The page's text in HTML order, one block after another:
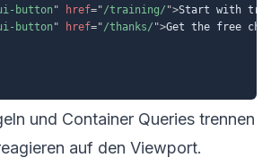
button" href="/training/ ">Start with
button" href="/thanks/ ">Get the free
und Container Queries trennen
auf den Viewport.